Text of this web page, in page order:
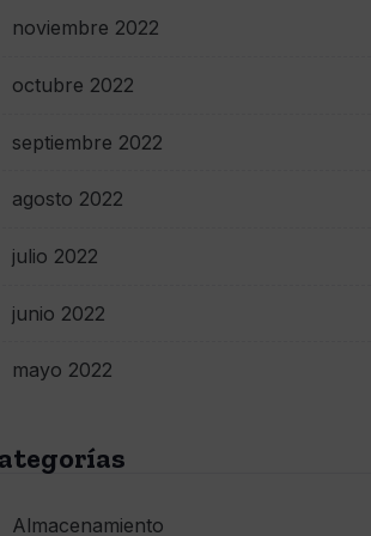
noviembre 2022
octubre 2022
septiembre 2022
agosto 2022
julio 2022
junio 2022
mayo 2022
Almacenamiento